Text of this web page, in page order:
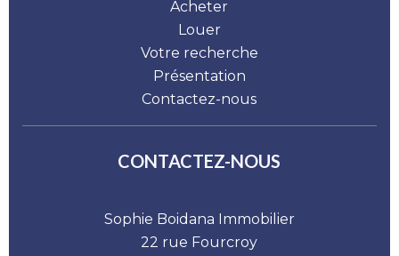
Acheter
Louer
Votre recherche
Présentation
Contactez-nous
CONTACTEZ-NOUS
Sophie Boidana Immobilier
22 rue Fourcroy